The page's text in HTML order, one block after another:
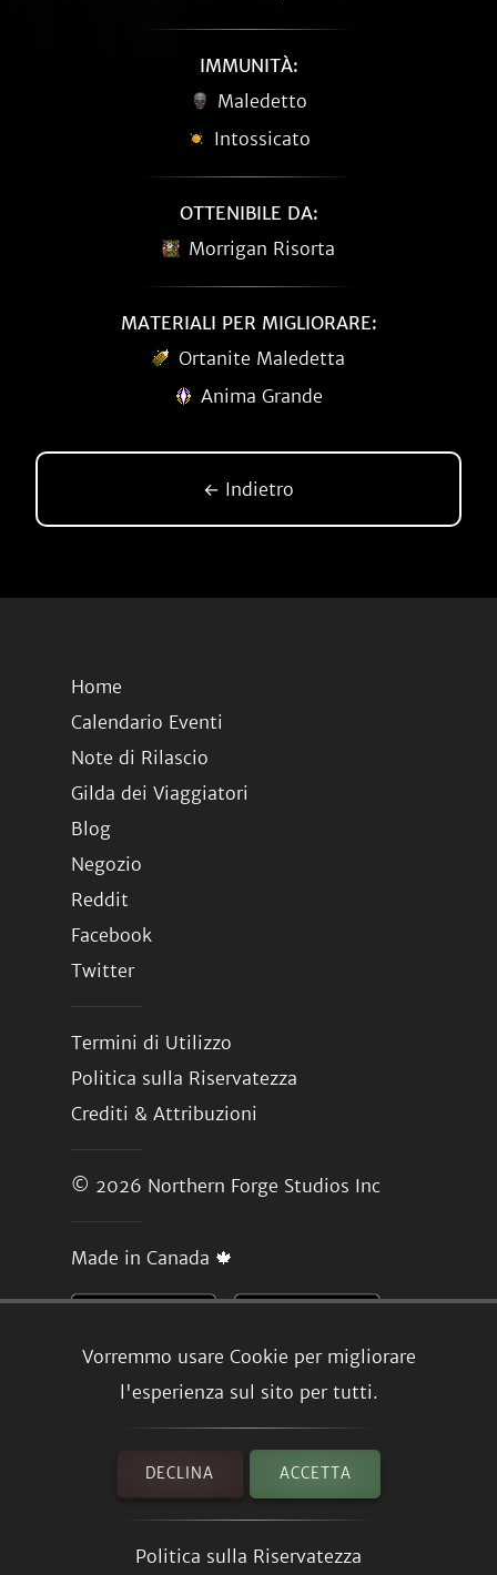
Vorremmo usare Cookie per migliorare
l'esperienza sul sito per tutti.
DECLINA ACCETTA
Politica sulla Riservatezza
IMMUNITÀ:
Maledetto
Intossicato
OTTENIBILE DA:
Morrigan Risorta
MATERIALI PER MIGLIORARE:
Ortanite Maledetta
Anima Grande
← Indietro
Home
Calendario Eventi
Note di Rilascio
Gilda dei Viaggiatori
Blog
Negozio
Reddit
Facebook
Twitter
Termini di Utilizzo
Politica sulla Riservatezza
Crediti & Attribuzioni
© 2026 Northern Forge Studios Inc
Made in Canada 🍁